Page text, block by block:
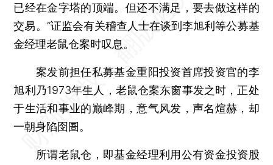
已经在金字塔的顶端。但还不满足，要去做这样的
交易。”证监会有关稽查人士在谈到李旭利等公募基
金经理老鼠仓案时叹息。
案发前担任私募基金重阳投资首席投资官的李
旭利乃1973年生人，老鼠仓案东窗事发之时，正处
于生活和事业的巅峰期，意气风发，声名煊赫，却
一朝身陷囹圄。
所谓老鼠仓，即基金经理利用公有资金投资股